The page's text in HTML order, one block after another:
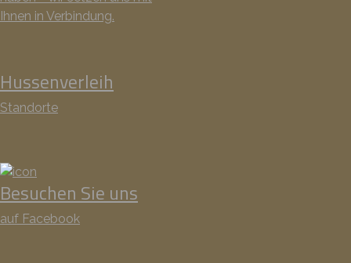
Ihnen in Verbindung.
Hussenverleih
Standorte
Besuchen Sie uns
auf Facebook